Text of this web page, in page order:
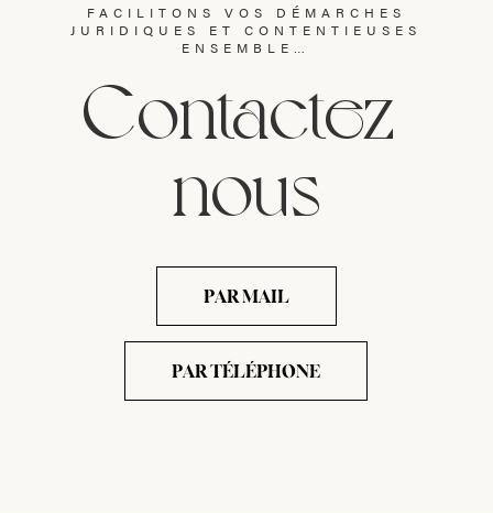
FACILITONS VOS DÉMARCHES
JURIDIQUES ET CONTENTIEUSES
ENSEMBLE…
Contactez-
nous
PAR MAIL
PAR TÉLÉPHONE